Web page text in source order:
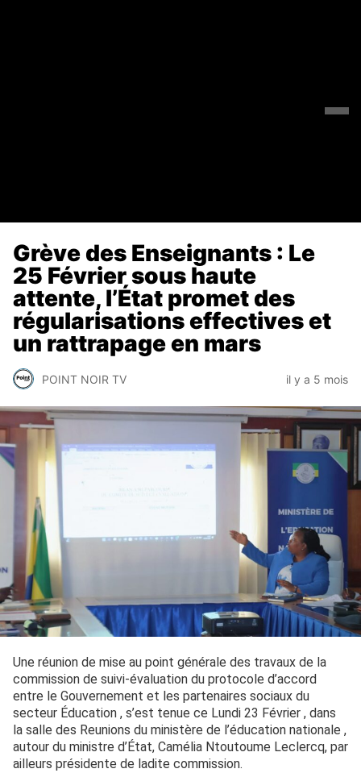
Grève des Enseignants : Le
25 Février sous haute
attente, l’État promet des
régularisations effectives et
un rattrapage en mars
POINT NOIR TV il y a 5 mois
Une réunion de mise au point générale des travaux de la
commission de suivi-évaluation du protocole d’accord
entre le Gouvernement et les partenaires sociaux du
secteur Éducation , s’est tenue ce Lundi 23 Février , dans
la salle des Reunions du ministère de l’éducation nationale ,
autour du ministre d’État, Camélia Ntoutoume Leclercq, par
ailleurs présidente de ladite commission.